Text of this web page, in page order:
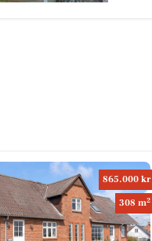
865.000 kr
308 m2